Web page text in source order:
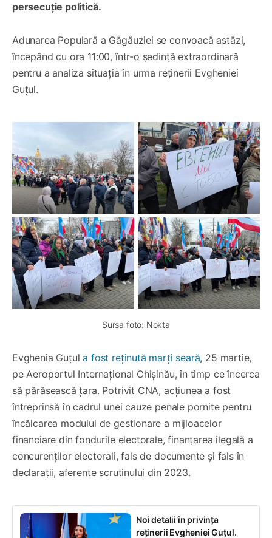
persecuție politică.
Adunarea Populară a Găgăuziei se convoacă astăzi,
începând cu ora 11:00, într-o ședință extraordinară
pentru a analiza situația în urma reținerii Evgheniei
Guțul.
Sursa foto: Nokta
Evghenia Guțula fost reținută marți seară, 25 martie,
pe Aeroportul Internațional Chișinău, în timp ce încerca
să părăsească țara. Potrivit CNA, acțiunea a fost
întreprinsă în cadrul unei cauze penale pornite pentru
încălcarea modului de gestionare a mijloacelor
financiare din fondurile electorale, finanțarea ilegală a
concurenților electorali, fals de documente și fals în
declarații, aferente scrutinului din 2023.
Noi detalii în privința
reținerii Evgheniei Guțul.